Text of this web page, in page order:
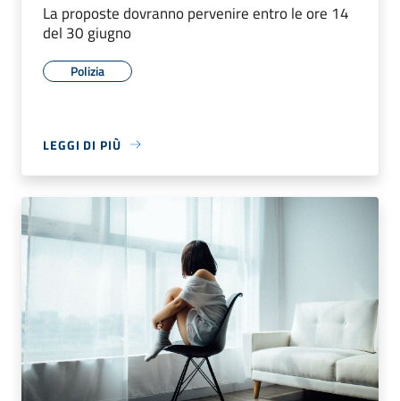
La proposte dovranno pervenire entro le ore 14
del 30 giugno
Polizia
LEGGI DI PIÙ